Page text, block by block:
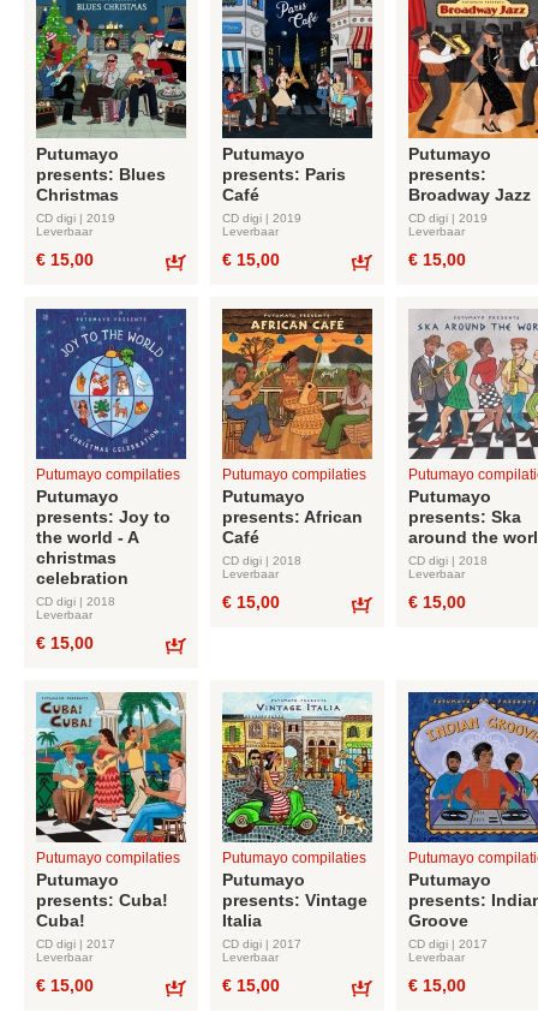
Putumayo
presents: Blues
Christmas
CD digi | 2019
Leverbaar
€ 15,00
Putumayo
presents: Paris
Café
CD digi | 2019
Leverbaar
€ 15,00
Putumayo
presents:
Broadway Jazz
CD digi | 2019
Leverbaar
€ 15,00
Putumayo compilaties
Putumayo
presents: Joy to
the world - A
christmas
celebration
CD digi | 2018
Leverbaar
€ 15,00
Putumayo compilaties
Putumayo
presents: African
Café
CD digi | 2018
Leverbaar
€ 15,00
Putumayo
Putumayo
presents: Ska
around the
CD digi | 2018
Leverbaar
€ 15,00
Putumayo compilaties
Putumayo
presents: Cuba!
Cuba!
CD digi | 2017
Leverbaar
€ 15,00
Putumayo compilaties
Putumayo
presents: Vintage
Italia
CD digi | 2017
Leverbaar
€ 15,00
Putumayo
Putumayo
presents:
Groove
CD digi | 2017
Leverbaar
€ 15,00